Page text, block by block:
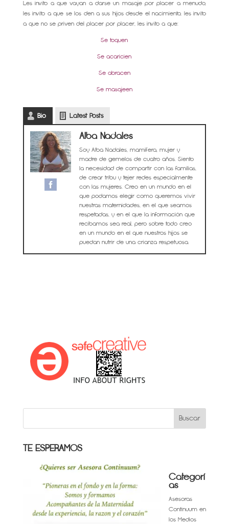
Les invito a que vayan a darse un masaje por placer a menudo,
les invito a que se los den a sus hijos desde el nacimiento, les invito
a que no se priven del placer por placer, les invito a que:
Se toquen
Se acaricien
Se abracen
Se masajeen
Bio Latest Posts
Alba Nadales
Soy Alba Nadales, mamífera, mujer y
madre de gemelos de cuatro años. Siento
la necesidad de compartir con las familias,
de crear tribu y tejer redes especialmente
con las mujeres. Creo en un mundo en el
que podamos elegir como queremos vivir
nuestras maternidades, en el que seamos
respetadas, y en el que la información que
recibamos sea real, pero sobre todo creo
en un mundo en el que nuestros hijos se
puedan nutrir de una crianza respetuosa.
TE ESPERAMOS
Categorí
as
Asesoras
Continuum en
los Medios